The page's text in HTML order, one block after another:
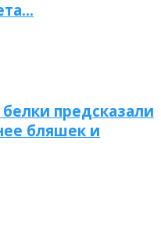
предсказали
бляшек и